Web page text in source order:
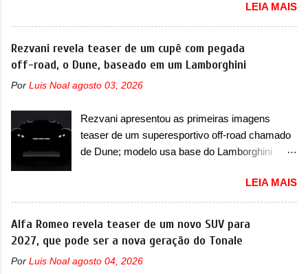
primeiras imagens do interior com a nova
configuração. A principal mudança fica por
conta da segunda fila de bancos, que perde as
poltronas individuais por bancos mais
convencionais, de três lugares. Ao mesmo
pode reclinar e nele existe dois espaços de
recarga por indução para smartphones...
imagens teaser do Type 01 em testes pelas
ruas de Mônaco. O modelo continua rodando
em testes e chegou no principado para o E-Prix
de Fórmula E, como apoio a equipe da Jaguar
na competição. O elétrico aproveitou para
passar por uma série de localidades da cidade-
Cassino e La Rascasse. Para ir a Mônaco, a
marca inglesa apresentou uma nova
camuflagem ao elétrico que representa uma
traços monolíticos retos e circulares. O
desenvolvimento do modelo ainda continua
acontecendo e a marca fala que, em relação ao
I-Pace (primeiro elétrico da Jaguar), o Type 01
ganhou uma série de aprimoramentos pelas
LEIA MAIS
Rezvani revela teaser de um cupê com pegada
off-road, o Dune, baseado em um Lamborghini
Por Luis Noal agosto 03, 2026
Rezvani apresentou as primeiras imagens
teaser de um superesportivo off-road chamado
de Dune; modelo usa base do Lamborghini
apresentou as primeiras imagens teaser de um
novo superesportivo que vai oferecer aos seus
consumidores. Trata-se do Dune, um cupê
superesportivo que terá uma proposta off-road
assim como outros esportivos recentemente
tiveram, como o Porsche 911 Dakar e o...
LEIA MAIS
Alfa Romeo revela teaser de um novo SUV para
2027, que pode ser a nova geração do Tonale
Por Luis Noal agosto 04, 2026